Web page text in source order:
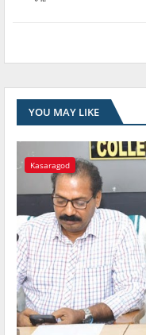
YOU MAY LIKE
Kasaragod